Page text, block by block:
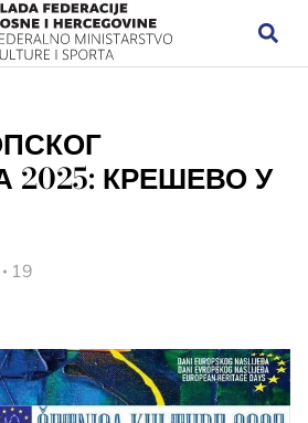
2025: КРЕШЕВО У
19